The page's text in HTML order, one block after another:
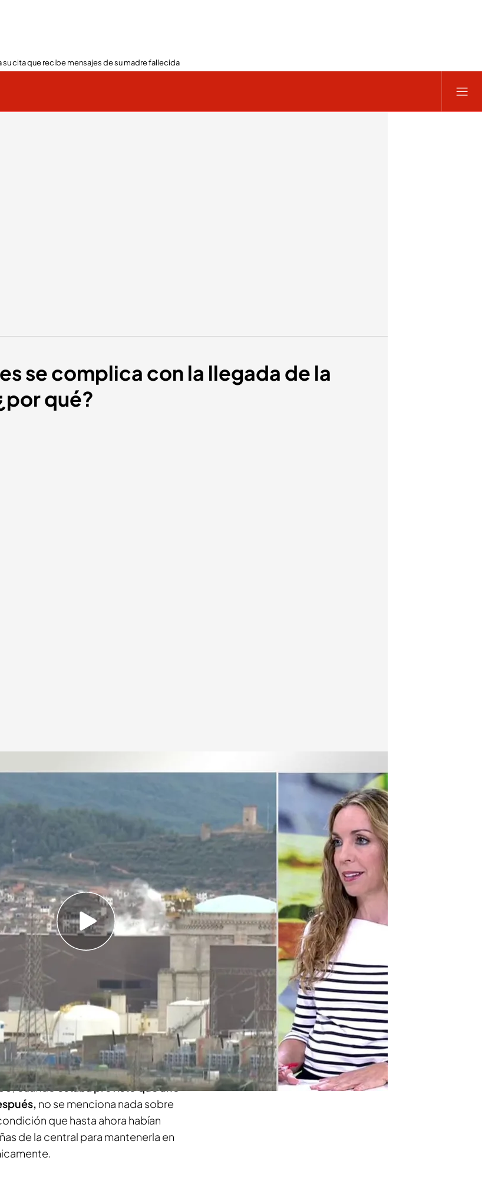
su cita que recibe mensajes de su madre fallecida
se complica con la llegada de la
qué?
intentar prorrogar la vida de la
el cierre de las nucleares, pero no
energética.
prorrogar la vida de la central
han solicitado oficialmente que se
y lo han hecho prescindiendo de
alargar el funcionamiento de los
, cuando estaba previsto que uno
no se menciona nada sobre
que hasta ahora habían
de la central para mantenerla en